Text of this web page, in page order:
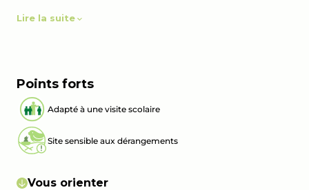
Lire la suite
Points forts
Adapté à une visite scolaire
Site sensible aux dérangements
Vous orienter